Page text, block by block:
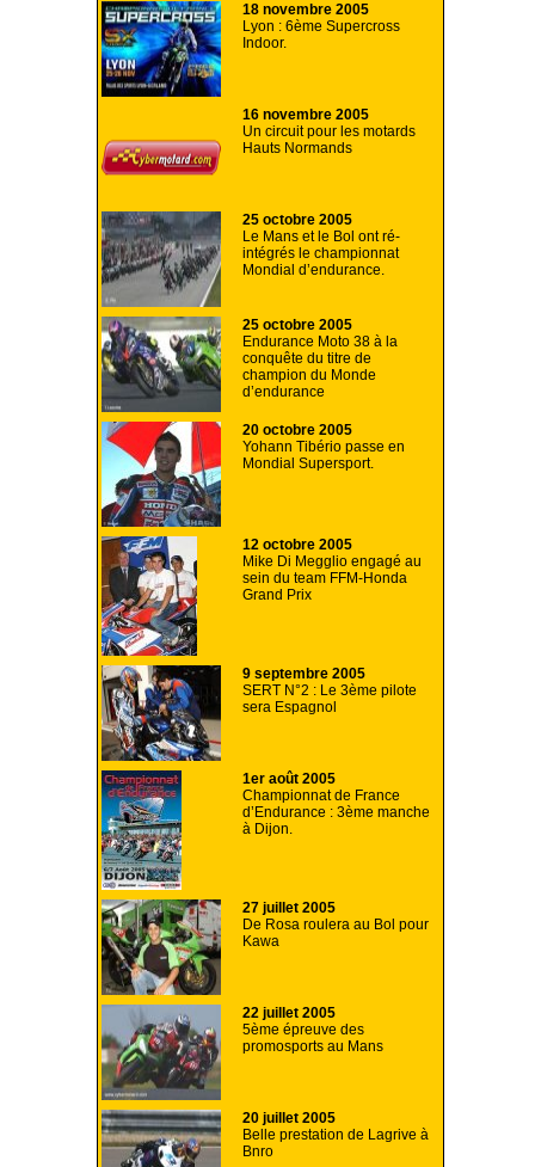
18 novembre 2005
Lyon : 6ème Supercross
Indoor.
16 novembre 2005
Un circuit pour les motards
Hauts Normands
25 octobre 2005
Le Mans et le Bol ont ré-
intégrés le championnat
Mondial d’endurance.
25 octobre 2005
Endurance Moto 38 à la
conquête du titre de
champion du Monde
d’endurance
20 octobre 2005
Yohann Tibério passe en
Mondial Supersport.
12 octobre 2005
Mike Di Megglio engagé au
sein du team FFM-Honda
Grand Prix
9 septembre 2005
SERT N°2 : Le 3ème pilote
sera Espagnol
1er août 2005
Championnat de France
d’Endurance : 3ème manche
à Dijon.
27 juillet 2005
De Rosa roulera au Bol pour
Kawa
22 juillet 2005
5ème épreuve des
promosports au Mans
20 juillet 2005
Belle prestation de Lagrive à
Bnro